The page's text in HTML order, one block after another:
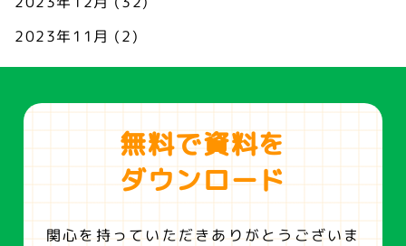
2023年11月 (2)
無料で資料を
ダウンロード
関心を持っていただきありがとうございま